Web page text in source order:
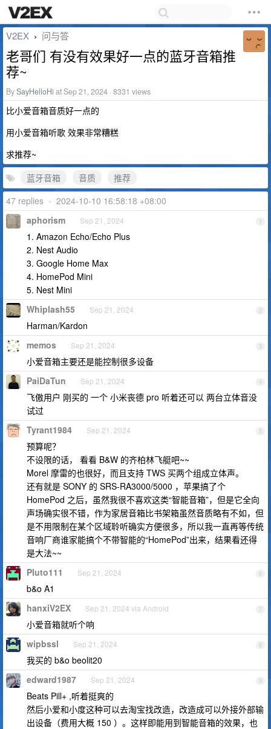
V2EX › 问与答
老哥们 有没有效果好一点的蓝牙音箱推
荐~
BySayHelloHi at Sep 21, 2024 · 8331 views
比小爱音箱音质好一点的
用小爱音箱听歌 效果非常糟糕
求推荐~
蓝牙音箱
音质
推荐
47 replies • 2024-10-10 16:58:18 +08:00
1
aphorism Sep 21, 2024
1. Amazon Echo/Echo Plus
2. Nest Audio
3. Google Home Max
4. HomePod Mini
5. Nest Mini
2
Whiplash55 Sep 21, 2024
Harman/Kardon
3
memos Sep 21, 2024
小爱音箱主要还是能控制很多设备
4
PaiDaTun Sep 21, 2024
飞傲用户 刚买的 一个 小米丧德 pro 听着还可以 两台立体音没
试过
5
Tyrant1984 Sep 21, 2024
预算呢？
不设限的话， 看看 B&W 的齐柏林飞艇吧~~
Morel 摩雷的也很好，而且支持 TWS 买两个组成立体声。
还有就是 SONY 的 SRS-RA3000/5000 ，苹果搞了个
HomePod 之后，虽然我很不喜欢这类“智能音箱”，但是它全向
声场确实很不错，作为家居音箱比书架箱虽然音质略有不如，但
是不用限制在某个区域聆听确实方便很多，所以我一直再等传统
音响厂商谁家能搞个不带智能的“HomePod”出来，结果看还得
是大法~~
6
Pluto111 Sep 21, 2024
b&o A1
7
hanxiV2EX Sep 21, 2024 via Android
小爱音箱就听个响
8
wipbssl Sep 21, 2024
我买的 b&o beolit20
9
edward1987 Sep 21, 2024
Beats Pill+ ,听着挺爽的
然后小爱和小度这种可以去淘宝找改造，改造成可以外接外部输
出设备（费用大概 150 ）。这样即能用到智能音箱的效果，也